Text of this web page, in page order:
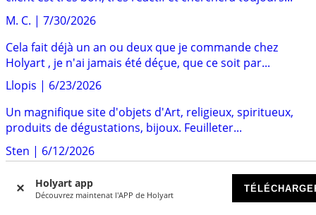
Holyart app
Découvrez maintenat l'APP de Holyart
M. C. | 7/30/2026
Cela fait déjà un an ou deux que je commande chez
Holyart , je n'ai jamais été déçue, que ce soit par...
Llopis | 6/23/2026
Un magnifique site d'objets d'Art, religieux, spiritueux,
produits de dégustations, bijoux. Feuilleter...
Sten | 6/12/2026
Un bon service client très reactifreactif Le produit que j'ai
commandé est parfaitement conforme au...